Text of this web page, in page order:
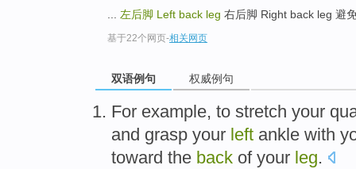
左后脚 Left back leg 右后脚 Right back leg 避
基于22个网页-相关网页
双语例句 权威例句
For example, to stretch your
and grasp your left ankle with
toward the back of your leg.